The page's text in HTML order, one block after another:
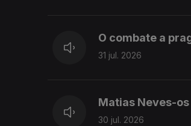
O combate a
31 jul. 2026
Matias Neves-
30 jul. 2026